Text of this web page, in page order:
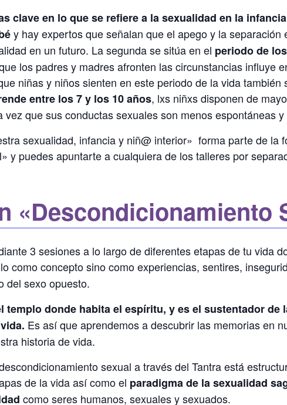
clave en lo que se refiere a la sexualidad en la
y hay expertos que señalan que el apego y la separación
en un futuro. La segunda se sitúa en el periodo de
los padres y madres afronten las circunstancias influye
niñas y niños sienten en este periodo de la vida
entre los 7 y los 10 años, lxs niñxs disponen de
que sus conductas sexuales son menos espontáneas
sexualidad, infancia y niñ@ interior» forma parte de la
y puedes apuntarte a cualquiera de los talleres por
«Descondicionamiento
3 sesiones a lo largo de diferentes etapas de tu vida
como concepto sino como experiencias, sentires,
del sexo opuesto.
templo donde habita el espíritu, y es el sustentador de
Es así que aprendemos a descubrir las memorias en
historia de vida.
sexual a través del Tantra está
de la vida así como el paradigma de la sexualidad
como seres humanos, sexuales y sexuados.